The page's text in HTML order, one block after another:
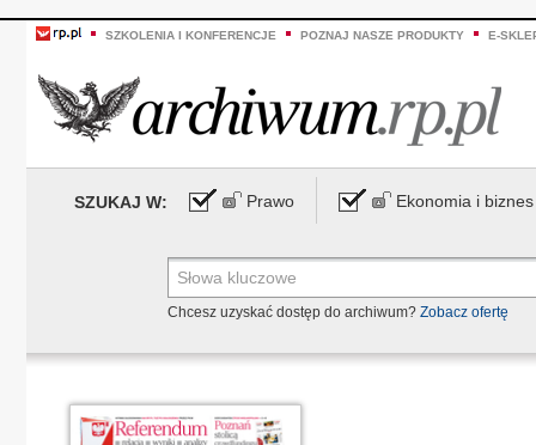
SZKOLENIA I KONFERENCJE POZNAJ NASZE PRODUKTY E-
SZUKAJ W: Prawo Ekonomia i biznes
Chcesz uzyskać dostęp do archiwum? Zobacz ofertę